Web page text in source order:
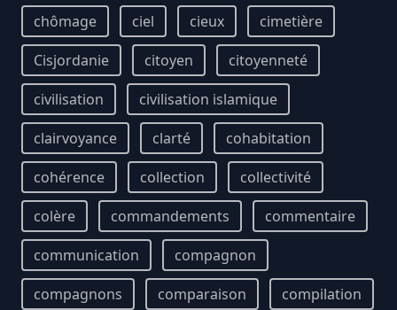
chômage
ciel cieux
cimetière
Cisjordanie
citoyen
citoyenneté
civilisation
civilisation islamique
clairvoyance
clarté
cohabitation
cohérence
collection
collectivité
colère
commandements
commentaire
communication
compagnon
compagnons
comparaison compilation